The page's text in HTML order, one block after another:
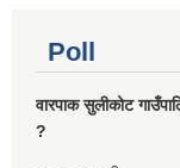
Poll
वारपाक सुलीकोट
?